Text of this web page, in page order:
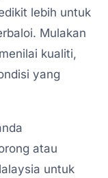
lebih untuk
Mulakan
kualiti,
yang
atau
untuk